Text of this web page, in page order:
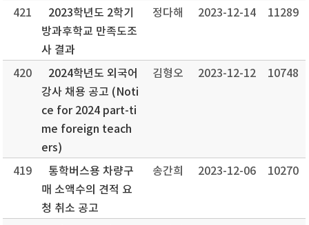
421
2023학년도 2학기
방과후학교 만족도조
사 결과
정다해 2023-12-14 11289
420
2024학년도 외국어
강사 채용 공고 (Noti
ce for 2024 part-ti
me foreign teach
ers)
김형오 2023-12-12 10748
419
통학버스용 차량구
매 소액수의 견적 요
청 취소 공고
송간희 2023-12-06 10270